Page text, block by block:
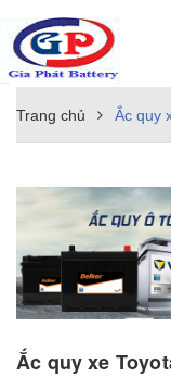
Trang chủ Ắc quy
Ắc quy xe